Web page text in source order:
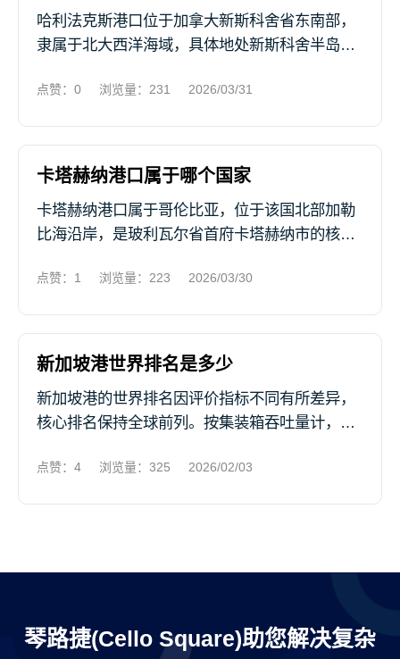
哈利法克斯港口位于加拿大新斯科舍省东南部，
隶属于北大西洋海域，具体地处新斯科舍半岛东
义的天然深水港。 该港口以哈利法克斯港为核心
点赞：0 浏览量：231 2026/03/31
卡塔赫纳港口属于哪个国家
卡塔赫纳港口属于哥伦比亚，位于该国北部加勒
比海沿岸，是玻利瓦尔省首府卡塔赫纳市的核心
的海运枢纽之一，其地理位置极具战略价值，处
点赞：1 浏览量：223 2026/03/30
新加坡港世界排名是多少
新加坡港的世界排名因评价指标不同有所差异，
核心排名保持全球前列。按集装箱吞吐量计，
年吞吐量增至4466万标准箱，同比增长8.6%，创
点赞：4 浏览量：325 2026/02/03
琴路捷(Cello Square)助您解决复杂